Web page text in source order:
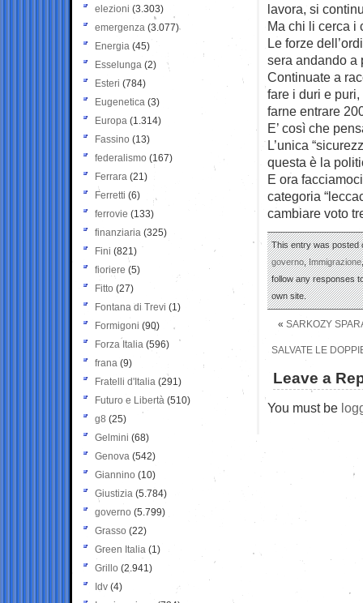
lavora, si
Ma chi li cerca i
Le forze
sera andando a
Continuate a
fare i duri e
farne entrare
E’ così che
L’unica
questa è la
E ora
categoria
cambiare voto
This entry was posted
governo,Immigrazione
follow any responses
own site.
« SARKOZY
SALVATE LE
Leave a
You must be
elezioni (3.303)
emergenza (3.077)
Energia (45)
Esselunga (2)
Esteri (784)
Eugenetica (3)
Europa (1.314)
Fassino (13)
federalismo (167)
Ferrara (21)
Ferretti (6)
ferrovie (133)
finanziaria (325)
Fini (821)
fioriere (5)
Fitto (27)
Fontana di Trevi (1)
Formigoni (90)
Forza Italia (596)
frana (9)
Fratelli d'Italia (291)
Futuro e Libertà (510)
g8 (25)
Gelmini (68)
Genova (542)
Giannino (10)
Giustizia (5.784)
governo (5.799)
Grasso (22)
Green Italia (1)
Grillo (2.941)
Idv (4)